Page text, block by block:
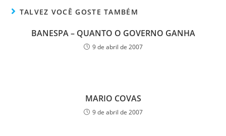
TALVEZ VOCÊ GOSTE TAMBÉM
BANESPA – QUANTO O GOVERNO GANHA
9 de abril de 2007
MARIO COVAS
9 de abril de 2007